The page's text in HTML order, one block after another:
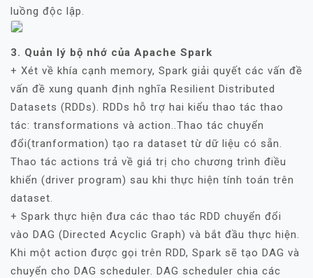
luồng độc lập.
3. Quản lý bộ nhớ của Apache Spark
+ Xét về khía cạnh memory, Spark giải quyết các vấn đề
vấn đề xung quanh định nghĩa Resilient Distributed
Datasets (RDDs). RDDs hỗ trợ hai kiểu thao tác thao
tác: transformations và action..Thao tác chuyển
đổi(tranformation) tạo ra dataset từ dữ liệu có sẵn.
Thao tác actions trả về giá trị cho chương trình điều
khiển (driver program) sau khi thực hiện tính toán trên
dataset.
+ Spark thực hiện đưa các thao tác RDD chuyển đổi
vào DAG (Directed Acyclic Graph) và bắt đầu thực hiện.
Khi một action được gọi trên RDD, Spark sẽ tạo DAG và
chuyển cho DAG scheduler. DAG scheduler chia các